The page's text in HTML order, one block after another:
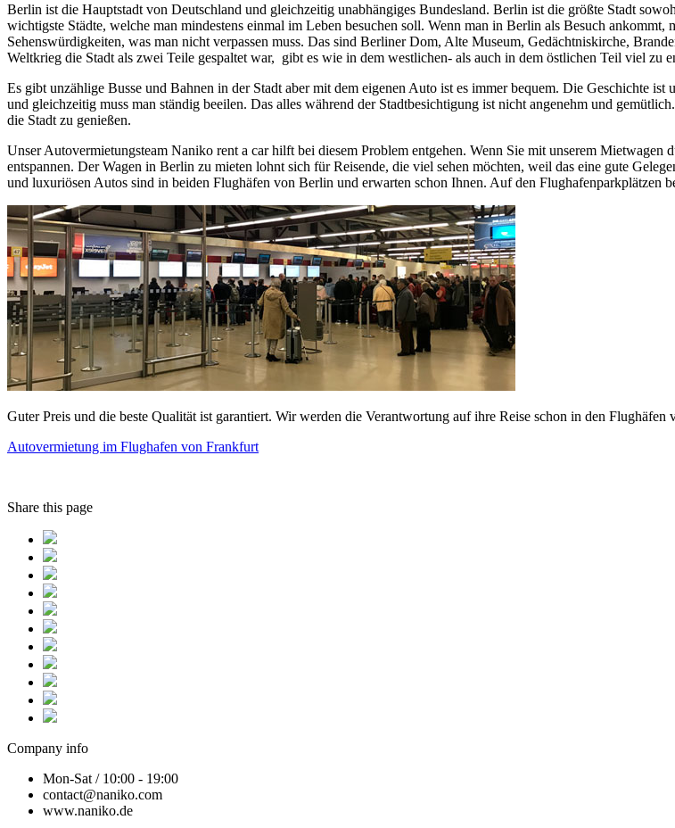
Berlin ist die Hauptstadt von Deutschland und gleichzeitig unabhängiges Bundesland. Berlin ist die größte Stadt
wichtigste Städte, welche man mindestens einmal im Leben besuchen soll. Wenn man in Berlin als Besuch
Sehenswürdigkeiten, was man nicht verpassen muss. Das sind Berliner Dom, Alte Museum, Gedächtniskirche,
Weltkrieg die Stadt als zwei Teile gespaltet war, gibt es wie in dem westlichen- als auch in dem östlichen Teil viel zu
Es gibt unzählige Busse und Bahnen in der Stadt aber mit dem eigenen Auto ist es immer bequem. Die Geschichte
und gleichzeitig muss man ständig beeilen. Das alles während der Stadtbesichtigung ist nicht angenehm und
die Stadt zu genießen.
Unser Autovermietungsteam Naniko rent a car hilft bei diesem Problem entgehen. Wenn Sie mit unserem
entspannen. Der Wagen in Berlin zu mieten lohnt sich für Reisende, die viel sehen möchten, weil das eine gute
und luxuriösen Autos sind in beiden Flughäfen von Berlin und erwarten schon Ihnen. Auf den Flughafenparkplätzen
Guter Preis und die beste Qualität ist garantiert. Wir werden die Verantwortung auf ihre Reise schon in den
Autovermietung im Flughafen von Frankfurt
Share this page
Company info
Mon-Sat / 10:00 - 19:00
contact@naniko.com
www.naniko.de